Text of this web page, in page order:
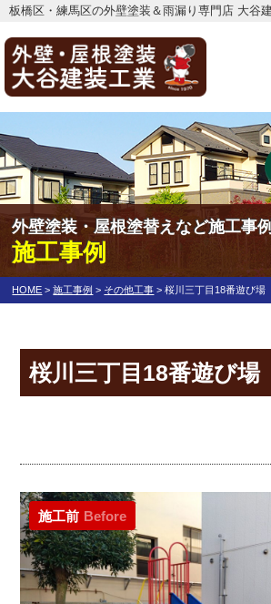
板橋区・練馬区の外壁塗装＆雨漏り専門店 大谷
外壁塗装・屋根塗替えなど施工事
施工事例
HOME >施工事例 > その他工事 >桜川三丁目18番遊び場
桜川三丁目18番遊び場
施工前 Before